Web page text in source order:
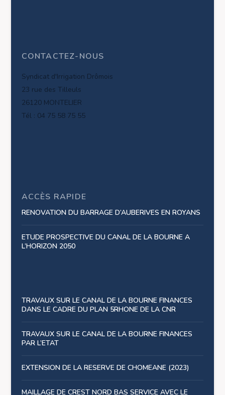
CONTACTEZ-NOUS
Syndicat d'Irrigation Drômois
23 rue des Tilleuls
26120 MONTELIER
Tél : 04 75 58 75 55
ACCÈS RAPIDE
RENOVATION DU BARRAGE D’AUBERIVES EN ROYANS
ETUDE PROSPECTIVE DU CANAL DE LA BOURNE A
L’HORIZON 2050
TRAVAUX SUR LE CANAL DE LA BOURNE FINANCES
DANS LE CADRE DU PLAN 5RHONE DE LA CNR
TRAVAUX SUR LE CANAL DE LA BOURNE FINANCES
PAR L’ETAT
EXTENSION DE LA RESERVE DE CHOMEANE (2023)
MAILLAGE DE CREST NORD BAS SERVICE AVEC LE